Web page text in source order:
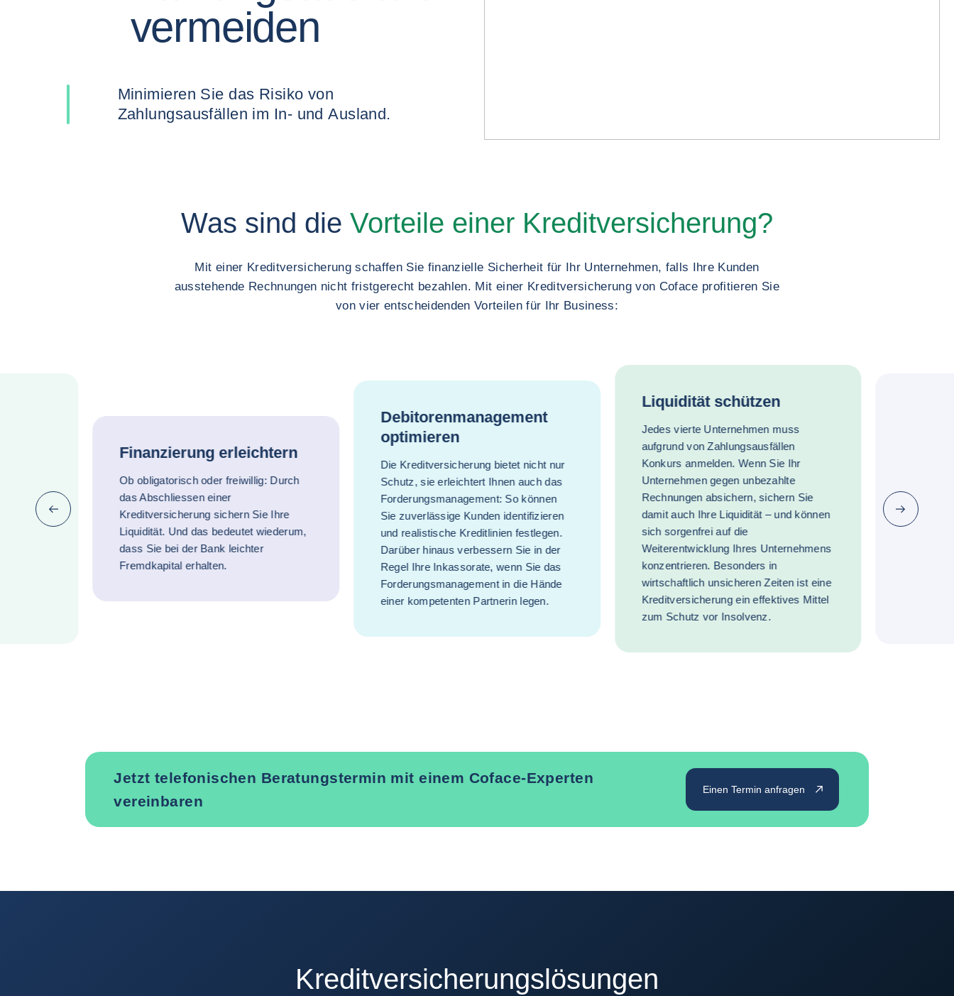
vermeiden
Minimieren Sie das Risiko von
Zahlungsausfällen im In- und Ausland.
Was sind die Vorteile einer Kreditversicherung?
Mit einer Kreditversicherung schaffen Sie finanzielle Sicherheit für Ihr Unternehmen, falls Ihre Kunden
ausstehende Rechnungen nicht fristgerecht bezahlen. Mit einer Kreditversicherung von Coface profitieren Sie
von vier entscheidenden Vorteilen für Ihr Business:
Finanzierung erleichtern
Ob obligatorisch oder freiwillig: Durch
das Abschliessen einer
Kreditversicherung sichern Sie Ihre
Liquidität. Und das bedeutet wiederum,
dass Sie bei der Bank leichter
Fremdkapital erhalten.
Debitorenmanagement
optimieren
Die Kreditversicherung bietet nicht nur
Schutz, sie erleichtert Ihnen auch das
Forderungsmanagement: So können
Sie zuverlässige Kunden identifizieren
und realistische Kreditlinien festlegen.
Darüber hinaus verbessern Sie in der
Regel Ihre Inkassorate, wenn Sie das
Forderungsmanagement in die Hände
einer kompetenten Partnerin legen.
Liquidität schützen
Jedes vierte Unternehmen muss
aufgrund von Zahlungsausfällen
Konkurs anmelden. Wenn Sie Ihr
Unternehmen gegen unbezahlte
Rechnungen absichern, sichern Sie
damit auch Ihre Liquidität – und können
sich sorgenfrei auf die
Weiterentwicklung Ihres Unternehmens
konzentrieren. Besonders in
wirtschaftlich unsicheren Zeiten ist eine
Kreditversicherung ein effektives Mittel
zum Schutz vor Insolvenz.
Zurück (zurück zum letzten Punkt) Nächste
Jetzt telefonischen Beratungstermin mit einem Coface-Experten
vereinbaren
Einen Termin anfragen
Kreditversicherungslösungen